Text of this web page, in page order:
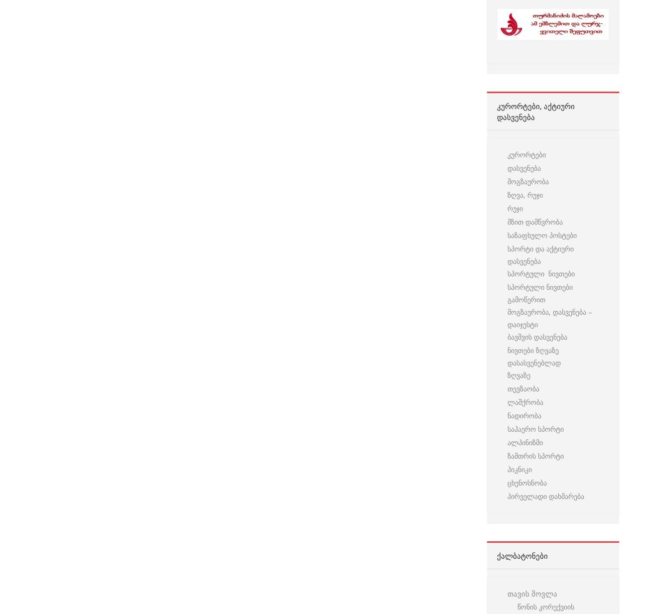
ᲙᲣᲠᲝᲠᲢᲔᲑᲘ, ᲐᲥᲢᲘᲣᲠᲘ
ᲓᲐᲡᲕᲔᲜᲔᲑᲐ
კურორტები
დასვენება
მოგზაურობა
ზღვა, რუჯი
რუჯი
მზით დამწვრობა
საზაფხულო პოსტები
სპორტი და აქტიური
დასვენება
სპორტული ნივთები
სპორტული ნივთები
გამოწერით
მოგზაურობა, დასვენება –
დაიჯესტი
ბავშვის დასვენება
ნივთები ზღვაზე
დასასვენებლად
ზღვაზე
თევზაობა
ლაშქრობა
ნადირობა
საჰაერო სპორტი
ალპინიზმი
ზამთრის სპორტი
პიკნიკი
ცხენოსნობა
პირველადი დახმარება
ᲥᲐᲚᲑᲐᲢᲝᲜᲔᲑᲘ
თავის მოვლა
წონის კორექვიის